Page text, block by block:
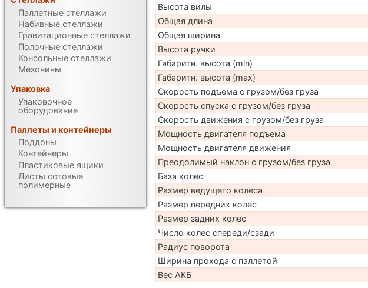
Высота вилы
Общая длина
Общая ширина
Высота ручки
Габаритн. высота (min)
Габаритн. высота (max)
Скорость подъема с грузом/без груза
Скорость спуска с грузом/без груза
Скорость движения с грузом/без груза
Мощность двигателя подъема
Мощность двигателя движения
Преодолимый наклон с грузом/без груза
База колес
Размер ведущего колеса
Размер передних колес
Размер задних колес
Число колес спереди/сзади
Радиус поворота
Ширина прохода с паллетой
Вес АКБ
Паллетные стеллажи
Набивные стеллажи
Гравитационные стеллажи
Полочные стеллажи
Консольные стеллажи
Мезонины
Упаковка
Упаковочное
оборудование
Паллеты и контейнеры
Поддоны
Контейнеры
Пластиковые ящики
Листы сотовые
полимерные